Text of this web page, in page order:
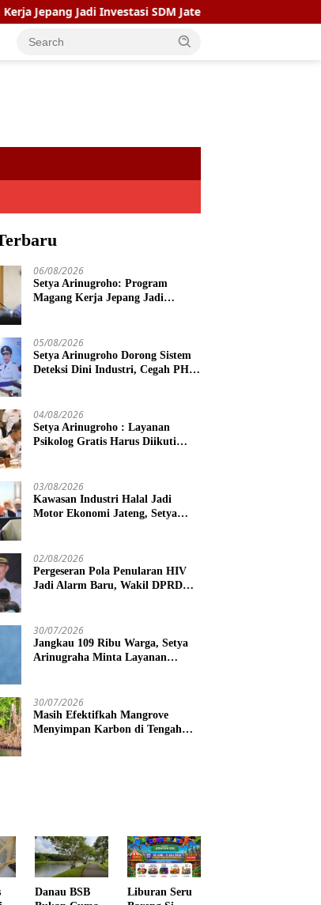
Jadi Investasi SDM Jateng
06/08/2026
Setya Arinugroho: Program
Magang Kerja Jepang Jadi
05/08/2026
Setya Arinugroho Dorong Sistem
Deteksi Dini Industri, Cegah PHK
04/08/2026
Setya Arinugroho : Layanan
Psikolog Gratis Harus Diikuti
03/08/2026
Kawasan Industri Halal Jadi
Motor Ekonomi Jateng, Setya
02/08/2026
Pergeseran Pola Penularan HIV
Jadi Alarm Baru, Wakil DPRD
30/07/2026
Jangkau 109 Ribu Warga, Setya
Arinugraha Minta Layanan
30/07/2026
Masih Efektifkah Mangrove
Menyimpan Karbon di Tengah
Danau BSB
Liburan Seru